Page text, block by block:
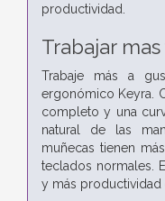
productividad.
Trabajar
Trabaje más a
ergonómico Keyra.
completo y una
natural de las
muñecas tienen
teclados normales.
y más productividad